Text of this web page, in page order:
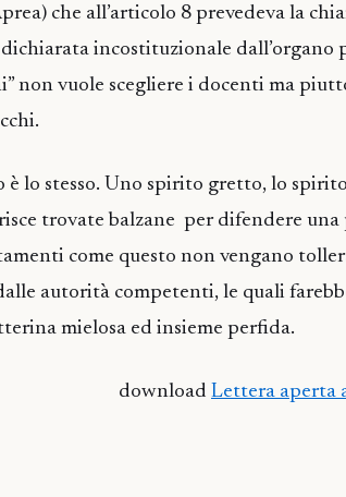
che all’articolo 8 prevedeva la
incostituzionale dall’organo
non vuole scegliere i docenti ma
lo stesso. Uno spirito gretto, lo
trovate balzane per difendere una
come questo non vengano
autorità competenti, le quali
mielosa ed insieme perfida.
download Lettera aperta